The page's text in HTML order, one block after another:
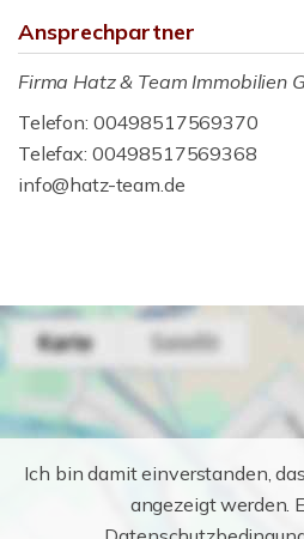
Ansprechpartner
Firma Hatz & Team Immobilien
Telefon: 00498517569370
Telefax: 00498517569368
info@hatz-team.de
Ich bin damit einverstanden,
angezeigt werden.